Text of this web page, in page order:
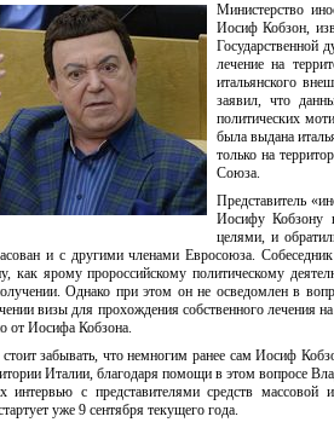
Министерство
Иосиф Кобзон,
Государственной
лечение на
итальянского
заявил, что
политических
была выдана
только на
Союза.
Представитель
Иосифу Кобзону
целями, и
и с другими членами Евросоюза.
как ярому пророссийскому политическому
Однако при этом он не осведомлен в
визы для прохождения собственного лечения
от Иосифа Кобзона.
забывать, что немногим ранее сам Иосиф
Италии, благодаря помощи в этом вопросе
интервью с представителями средств массовой
уже 9 сентября текущего года.